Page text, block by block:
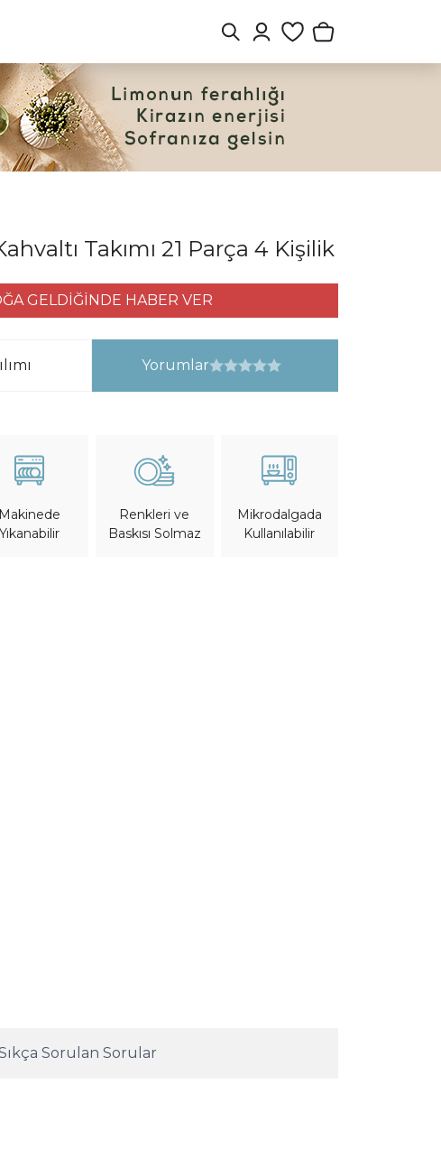
Takımı 21 Parça 4 Kişilik
GELDİĞİNDE HABER VER
Yorumlar
Makinede
Yıkanabilir
Renkleri ve
Baskısı Solmaz
Mikrodalgada
Kullanılabilir
Sorulan Sorular